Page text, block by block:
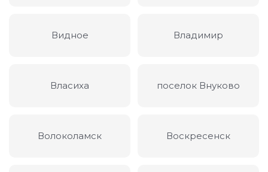
Видное Владимир
Власиха поселок Внуково
Волоколамск Воскресенск